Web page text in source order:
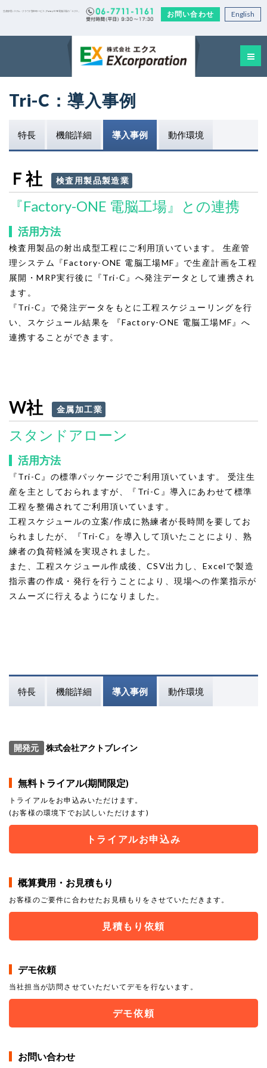
お問い合わせ English
生産管理システム・クラウド型EDIサービス｜Factory-ONE 電脳工場の「エクス」
Tri-C：導入事例
特長 機能詳細 導入事例 動作環境
Ｆ社 検査用製品製造業
『Factory-ONE 電脳工場』との連携
活用方法
検査用製品の射出成型工程にご利用頂いています。 生産管
理システム『Factory-ONE 電脳工場MF』で生産計画を工程
展開・MRP実行後に『Tri-C』へ発注データとして連携され
ます。
『Tri-C』で発注データをもとに工程スケジューリングを行
い、スケジュール結果を 『Factory-ONE 電脳工場MF』へ
連携することができます。
W社 金属加工業
スタンドアローン
活用方法
『Tri-C』の標準パッケージでご利用頂いています。 受注生
産を主としておられますが、『Tri-C』導入にあわせて標準
工程を整備されてご利用頂いています。
工程スケジュールの立案/作成に熟練者が長時間を要してお
られましたが、『Tri-C』を導入して頂いたことにより、熟
練者の負荷軽減を実現されました。
また、工程スケジュール作成後、CSV出力し、Excelで製造
指示書の作成・発行を行うことにより、現場への作業指示が
スムーズに行えるようになりました。
特長 機能詳細 導入事例 動作環境
開発元 株式会社アクトブレイン
無料トライアル(期間限定)
トライアルをお申込みいただけます。
(お客様の環境下でお試しいただけます)
トライアルお申込み
概算費用・お見積もり
お客様のご要件に合わせたお見積もりをさせていただきます。
見積もり依頼
デモ依頼
当社担当が訪問させていただいてデモを行ないます。
デモ依頼
お問い合わせ